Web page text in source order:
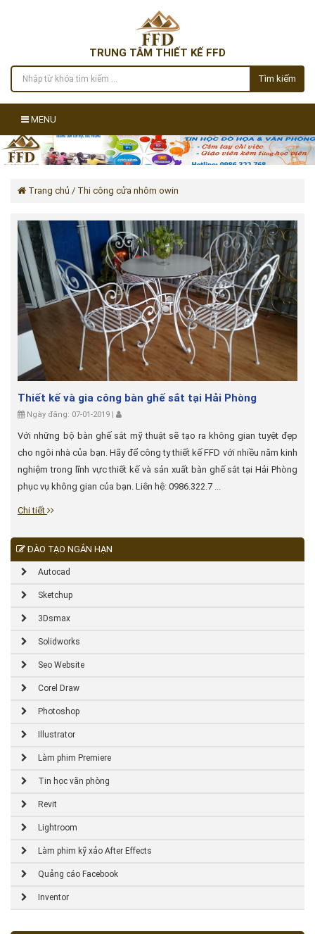
TRUNG TÂM THIẾT KẾ FFD
Tìm kiếm
MENU
Trang chủ / Thi công cửa nhôm owin
Thiết kế và gia công bàn ghế sắt tại Hải Phòng
Ngày đăng: 07-01-2019 |
Với những bộ bàn ghế sắt mỹ thuật sẽ tạo ra không gian tuyệt đẹp
cho ngôi nhà của bạn. Hãy để công ty thiết kế FFD với nhiều năm kinh
nghiệm trong lĩnh vực thiết kế và sản xuất bàn ghế sắt tại Hải Phòng
phục vụ không gian của bạn. Liên hệ: 0986.322.7 ...
Chi tiết
ĐÀO TẠO NGẮN HẠN
Autocad
Sketchup
3Dsmax
Solidworks
Seo Website
Corel Draw
Photoshop
Illustrator
Làm phim Premiere
Tin học văn phòng
Revit
Lightroom
Làm phim kỹ xảo After Effects
Quảng cáo Facebook
Inventor